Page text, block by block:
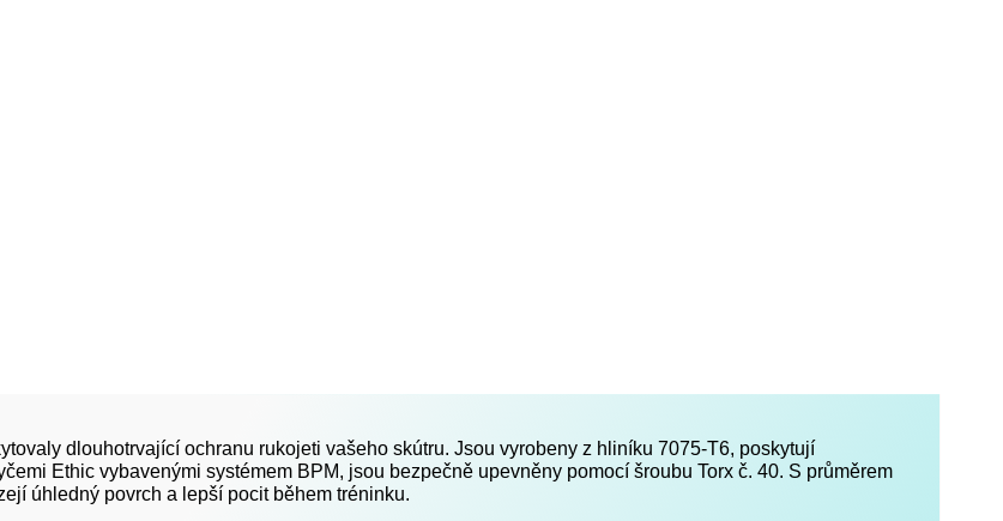
dlouhotrvající ochranu rukojeti vašeho skútru. Jsou vyrobeny z hliníku 7075-T6, poskytují
Ethic vybavenými systémem BPM, jsou bezpečně upevněny pomocí šroubu Torx č. 40. S průměrem
úhledný povrch a lepší pocit během tréninku.